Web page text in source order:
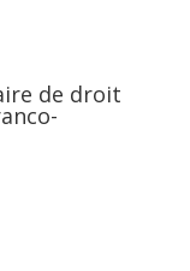
de droit